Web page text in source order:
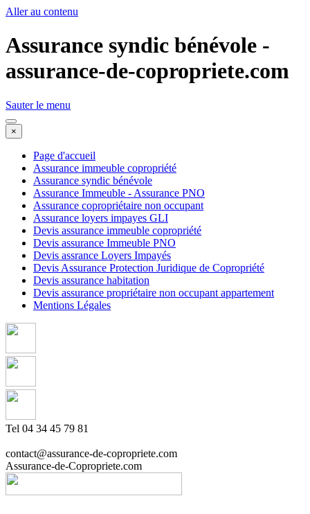
Aller au contenu
Assurance syndic bénévole -
assurance-de-copropriete.com
Sauter le menu
×
Page d'accueil
Assurance immeuble copropriété
Assurance syndic bénévole
Assurance Immeuble - Assurance PNO
Assurance copropriétaire non occupant
Assurance loyers impayes GLI
Devis assurance immeuble copropriété
Devis assurance Immeuble PNO
Devis assrance Loyers Impayés
Devis Assurance Protection Juridique de Copropriété
Devis assurance habitation
Devis assurance propriétaire non occupant appartement
Mentions Légales
Tel 04 34 45 79 81
contact@assurance-de-copropriete.com
Assurance-de-Copropriete.com